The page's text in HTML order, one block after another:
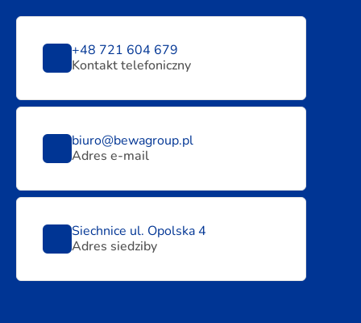
+48 721 604 679
Kontakt telefoniczny
biuro@bewagroup.pl
Adres e-mail
Siechnice ul. Opolska 4
Adres siedziby